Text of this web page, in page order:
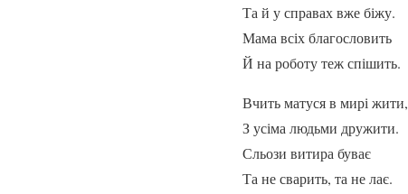
Та й у справах вже біжу.
Мама всіх благословить
Й на роботу теж спішить.
Вчить матуся в мирі жити,
З усіма людьми дружити.
Сльози витира буває
Та не сварить, та не лає.